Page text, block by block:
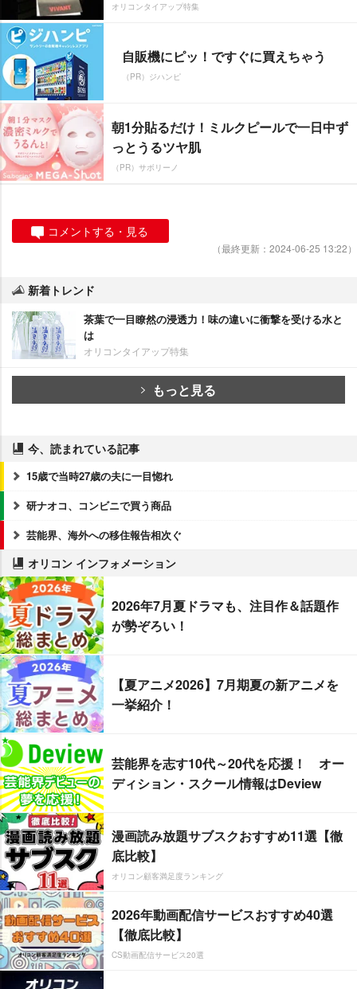
オリコンタイアップ特集
自販機にピッ！ですぐに買えちゃう
（PR）ジハンピ
朝1分貼るだけ！ミルクピールで一日中ず
っとうるツヤ肌
（PR）サボリーノ
コメントする・見る
（最終更新：2024-06-25 13:22）
新着トレンド
茶葉で一目瞭然の浸透力！味の違いに衝撃を受ける水と
は
オリコンタイアップ特集
もっと見る
今、読まれている記事
15歳で当時27歳の夫に一目惚れ
研ナオコ、コンビニで買う商品
芸能界、海外への移住報告相次ぐ
オリコン インフォメーション
2026年7月夏ドラマも、注目作＆話題作
が勢ぞろい！
【夏アニメ2026】7月期夏の新アニメを
一挙紹介！
芸能界を志す10代～20代を応援！ オー
ディション・スクール情報はDeview
漫画読み放題サブスクおすすめ11選【徹
底比較】
オリコン顧客満足度ランキング
2026年動画配信サービスおすすめ40選
【徹底比較】
CS動画配信サービス20選